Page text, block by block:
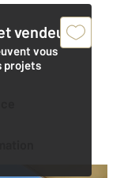
vendeur,
vous
projets